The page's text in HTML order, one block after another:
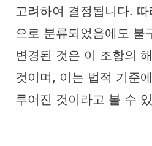
고려하여 결정됩니다.
으로 분류되었음에도 불
변경된 것은 이 조항의
것이며, 이는 법적 기준
루어진 것이라고 볼 수